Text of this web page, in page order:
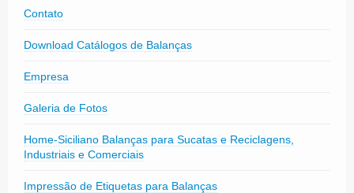
Contato
Download Catálogos de Balanças
Empresa
Galeria de Fotos
Home-Siciliano Balanças para Sucatas e Reciclagens,
Industriais e Comerciais
Impressão de Etiquetas para Balanças